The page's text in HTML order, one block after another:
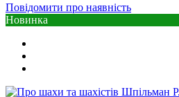
Повідомити про наявність
Новинка